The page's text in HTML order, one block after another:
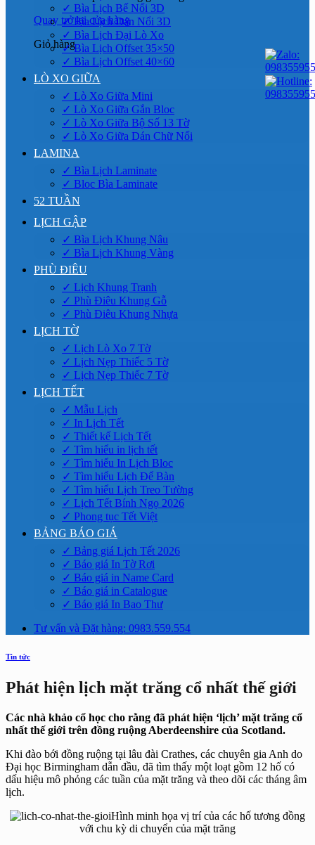
Quay trở lại cửa hàng
Giỏ hàng
✓ Bìa Lịch Bế Nổi 3D
✓ Bìa Lịch Dán Nổi 3D
✓ Bìa Lịch Đại Lò Xo
✓ Bìa Lịch Offset 35×50
✓ Bìa Lịch Offset 40×60
LÒ XO GIỮA
✓ Lò Xo Giữa Mini
✓ Lò Xo Giữa Gắn Bloc
✓ Lò Xo Giữa Bộ Số 13 Tờ
✓ Lò Xo Giữa Dán Chữ Nổi
LAMINA
✓ Bìa Lịch Laminate
✓ Bloc Bìa Laminate
52 TUẦN
LỊCH GẬP
✓ Bìa Lịch Khung Nâu
✓ Bìa Lịch Khung Vàng
PHÙ ĐIÊU
✓ Lịch Khung Tranh
✓ Phù Điêu Khung Gỗ
✓ Phù Điêu Khung Nhựa
LỊCH TỜ
✓ Lịch Lò Xo 7 Tờ
✓ Lịch Nẹp Thiếc 5 Tờ
✓ Lịch Nẹp Thiếc 7 Tờ
LỊCH TẾT
✓ Mẫu Lịch
✓ In Lịch Tết
✓ Thiết kế Lịch Tết
✓ Tìm hiểu in lịch tết
✓ Tìm hiểu In Lịch Bloc
✓ Tìm hiểu Lịch Để Bàn
✓ Tìm hiểu Lịch Treo Tường
✓ Lịch Tết Bính Ngọ 2026
✓ Phong tục Tết Việt
BẢNG BÁO GIÁ
✓ Bảng giá Lịch Tết 2026
✓ Báo giá In Tờ Rơi
✓ Báo giá in Name Card
✓ Báo giá in Catalogue
✓ Báo giá In Bao Thư
Tư vấn và Đặt hàng: 0983.559.554
Tin tức
Phát hiện lịch mặt trăng cổ nhất thế giới
Các nhà khảo cổ học cho rằng đã phát hiện ‘lịch’ mặt trăng cổ
nhất thế giới trên đồng ruộng Aberdeenshire của Scotland.
Khi đào bới đồng ruộng tại lâu đài Crathes, các chuyên gia Anh do
Đại học Birmingham dẫn đầu, đã tìm thấy một loạt gồm 12 hố có
dấu hiệu mô phỏng các tuần của mặt trăng và theo dõi các tháng âm
lịch.
Hình minh họa vị trí của các hố tương đồng
với chu kỳ di chuyển của mặt trăng